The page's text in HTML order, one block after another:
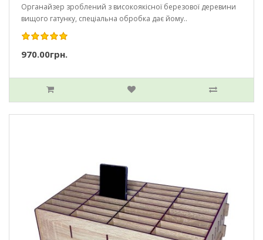
Органайзер зроблений з високоякісної березової деревини
вищого гатунку, спеціальна обробка дає йому..
970.00грн.